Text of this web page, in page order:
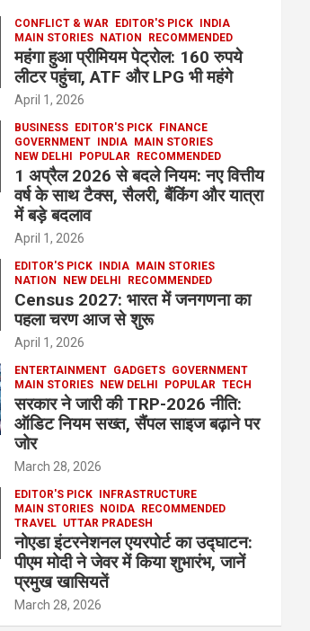
CONFLICT & WAR EDITOR'S PICK INDIA
MAIN STORIES NATION RECOMMENDED
महंगा हुआ प्रीमियम पेट्रोल: 160 रुपये
लीटर पहुंचा, ATF और LPG भी महंगे
April 1, 2026
BUSINESS EDITOR'S PICK FINANCE
GOVERNMENT INDIA MAIN STORIES
NEW DELHI
POPULAR RECOMMENDED
1 अप्रैल 2026 से बदले नियम: नए वित्तीय
वर्ष के साथ टैक्स, सैलरी, बैंकिंग और यात्रा
में बड़े बदलाव
April 1, 2026
EDITOR'S PICK INDIA MAIN STORIES
NATION
NEW DELHI RECOMMENDED
Census 2027: भारत में जनगणना का
पहला चरण आज से शुरू
April 1, 2026
ENTERTAINMENT GADGETS GOVERNMENT
MAIN STORIES NEW DELHI POPULAR TECH
सरकार ने जारी की TRP-2026 नीति:
ऑडिट नियम सख्त, सैंपल साइज बढ़ाने पर
जोर
March 28, 2026
EDITOR'S PICK INFRASTRUCTURE
MAIN STORIES NOIDA RECOMMENDED
TRAVEL UTTAR PRADESH
नोएडा इंटरनेशनल एयरपोर्ट का उद्घाटन:
पीएम मोदी ने जेवर में किया शुभारंभ, जानें
प्रमुख खासियतें
March 28, 2026